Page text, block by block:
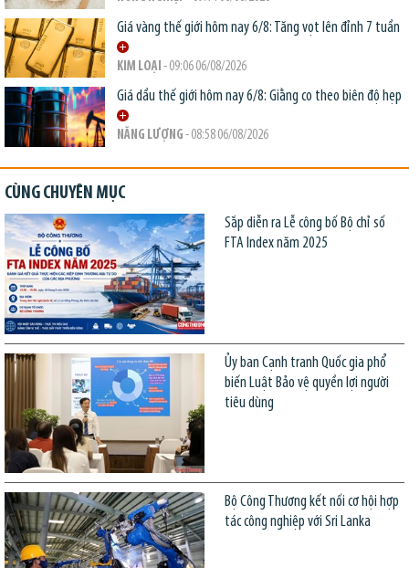
Giá vàng thế giới hôm nay 6/8: Tăng vọt lên đỉnh 7 tuần
KIM LOẠI - 09:06 06/08/2026
Giá dầu thế giới hôm nay 6/8: Giằng co theo biên độ hẹp
NĂNG LƯỢNG - 08:58 06/08/2026
CÙNG CHUYÊN MỤC
Sắp diễn ra Lễ công bố Bộ chỉ số
FTA Index năm 2025
Ủy ban Cạnh tranh Quốc gia phổ
biến Luật Bảo vệ quyền lợi người
tiêu dùng
Bộ Công Thương kết nối cơ hội hợp
tác công nghiệp với Sri Lanka